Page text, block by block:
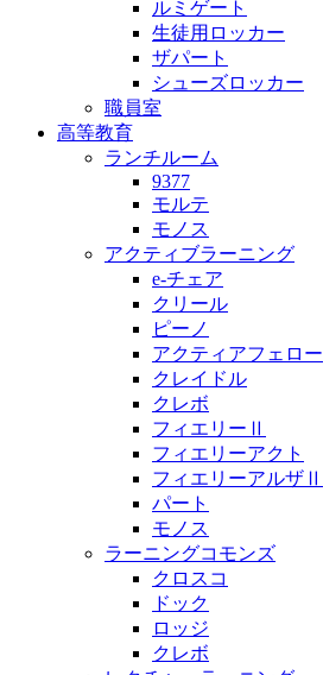
ルミゲート
生徒用ロッカー
ザパート
シューズロッカー
職員室
高等教育
ランチルーム
9377
モルテ
モノス
アクティブラーニング
e-チェア
クリール
ピーノ
アクティアフェロー
クレイドル
クレボ
フィエリーⅡ
フィエリーアクト
フィエリーアルザⅡ
パート
モノス
ラーニングコモンズ
クロスコ
ドック
ロッジ
クレボ